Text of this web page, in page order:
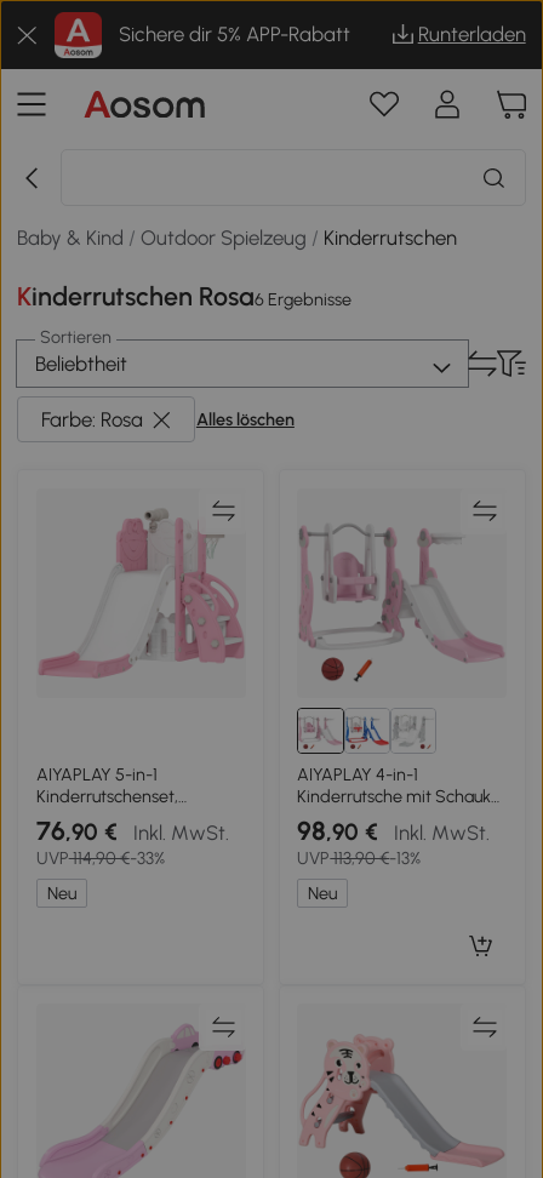
Sichere dir 5% APP-Rabatt Runterladen
Baby & Kind /Outdoor Spielzeug / Kinderrutschen
Kinderrutschen Rosa6 Ergebnisse
Sortieren
Beliebtheit
Farbe: Rosa Alles löschen
AIYAPLAY 5-in-1
Kinderrutschenset,
Teleskop, Basketballkorb,
HDPE, Kunststoff,
Rosa+Weiß
76,90 € Inkl. MwSt.
UVP114,90 €-33%
Neu
AIYAPLAY 4-in-1
Kinderrutsche mit Schaukel,
Kletterleiter und
Basketballkorb, 18-48
Monate, Rosa
98,90 € Inkl. MwSt.
UVP113,90 €-13%
Neu